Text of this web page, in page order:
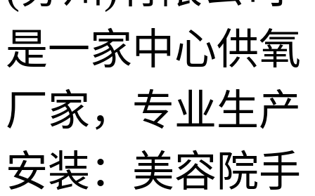
是一家中心供氧
厂家，专业生产
安装：美容院手
统
气体终端
护理设备带
走廊扶手
手术室净化